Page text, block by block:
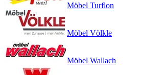
Möbel Turflon
Möbel Völkle
Möbel Wallach